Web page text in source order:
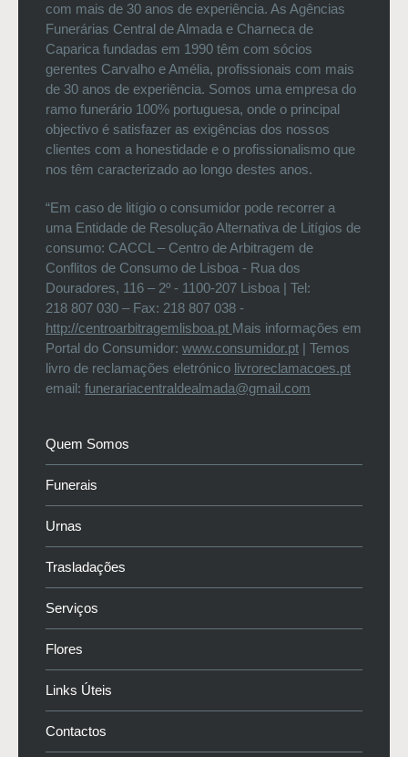
com mais de 30 anos de experiência. As Agências
Funerárias Central de Almada e Charneca de
Caparica fundadas em 1990 têm com sócios
gerentes Carvalho e Amélia, profissionais com mais
de 30 anos de experiência. Somos uma empresa do
ramo funerário 100% portuguesa, onde o principal
objectivo é satisfazer as exigências dos nossos
clientes com a honestidade e o profissionalismo que
nos têm caracterizado ao longo destes anos.
“Em caso de litígio o consumidor pode recorrer a
uma Entidade de Resolução Alternativa de Litígios de
consumo: CACCL – Centro de Arbitragem de
Conflitos de Consumo de Lisboa - Rua dos
Douradores, 116 – 2º - 1100-207 Lisboa | Tel:
218 807 030 – Fax: 218 807 038 -
http://centroarbitragemlisboa.pt Mais informações em
Portal do Consumidor: www.consumidor.pt | Temos
livro de reclamações eletrónico livroreclamacoes.pt
email: funerariacentraldealmada@gmail.com
Quem Somos
Funerais
Urnas
Trasladações
Serviços
Flores
Links Úteis
Contactos